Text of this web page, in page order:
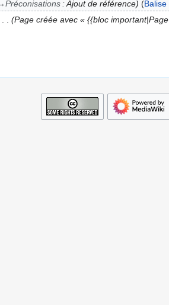
Préconisations:Ajout de référence Balise
Page créée avec « {{bloc